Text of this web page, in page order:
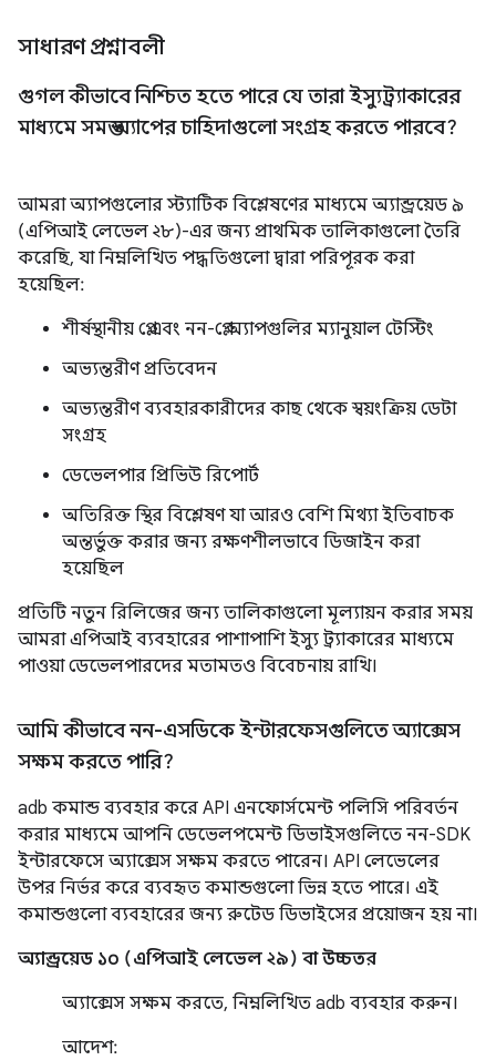
সাধারণ প্রশ্নাবলী
গুগল কীভাবে নিশ্চিত হতে পারে যে তারা ইস্যুট্র্যাকারের
মাধ্যমে সমস্ত অ্যাপের চাহিদাগুলো সংগ্রহ করতে পারবে?
আমরা অ্যাপগুলোর স্ট্যাটিক বিশ্লেষণের মাধ্যমে অ্যান্ড্রয়েড ৯
(এপিআই লেভেল ২৮)-এর জন্য প্রাথমিক তালিকাগুলো তৈরি
করেছি, যা নিম্নলিখিত পদ্ধতিগুলো দ্বারা পরিপূরক করা
হয়েছিল:
শীর্ষস্থানীয় প্লে এবং নন-প্লে অ্যাপগুলির ম্যানুয়াল টেস্টিং
অভ্যন্তরীণ প্রতিবেদন
অভ্যন্তরীণ ব্যবহারকারীদের কাছ থেকে স্বয়ংক্রিয় ডেটা
সংগ্রহ
ডেভেলপার প্রিভিউ রিপোর্ট
অতিরিক্ত স্থির বিশ্লেষণ যা আরও বেশি মিথ্যা ইতিবাচক
অন্তর্ভুক্ত করার জন্য রক্ষণশীলভাবে ডিজাইন করা
হয়েছিল
প্রতিটি নতুন রিলিজের জন্য তালিকাগুলো মূল্যায়ন করার সময়
আমরা এপিআই ব্যবহারের পাশাপাশি ইস্যু ট্র্যাকারের মাধ্যমে
পাওয়া ডেভেলপারদের মতামতও বিবেচনায় রাখি।
আমি কীভাবে নন-এসডিকে ইন্টারফেসগুলিতে অ্যাক্সেস
সক্ষম করতে পারি?
adb কমান্ড ব্যবহার করে API এনফোর্সমেন্ট পলিসি পরিবর্তন
করার মাধ্যমে আপনি ডেভেলপমেন্ট ডিভাইসগুলিতে নন-SDK
ইন্টারফেসে অ্যাক্সেস সক্ষম করতে পারেন। API লেভেলের
উপর নির্ভর করে ব্যবহৃত কমান্ডগুলো ভিন্ন হতে পারে। এই
কমান্ডগুলো ব্যবহারের জন্য রুটেড ডিভাইসের প্রয়োজন হয় না।
অ্যান্ড্রয়েড ১০ (এপিআই লেভেল ২৯) বা উচ্চতর
অ্যাক্সেস সক্ষম করতে, নিম্নলিখিত adb ব্যবহার করুন।
আদেশ: